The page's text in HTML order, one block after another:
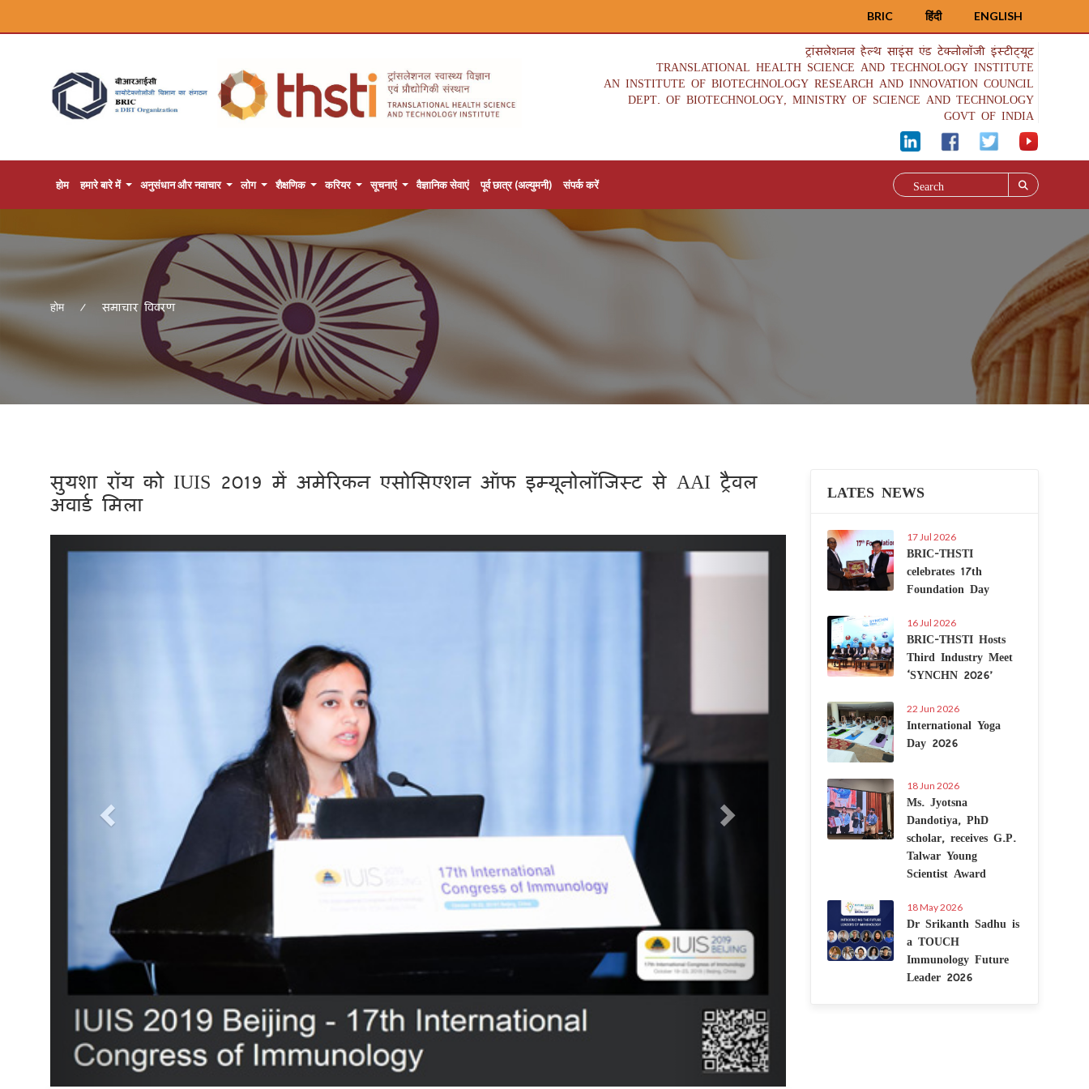
ENGLISH
हिंदी
BRIC
ट्रांसलेशनल हेल्थ साइंस एंड टेक्नोलॉजी इंस्टीट्यूट
TRANSLATIONAL HEALTH SCIENCE AND TECHNOLOGY INSTITUTE
AN INSTITUTE OF BIOTECHNOLOGY RESEARCH AND INNOVATION COUNCIL
DEPT. OF BIOTECHNOLOGY, MINISTRY OF SCIENCE AND TECHNOLOGY
GOVT OF INDIA
होम हमारे बारे में अनुसंधान और नवाचार लोग शैक्षणिक करियर सूचनाएं वैज्ञानिक सेवाएं पूर्व छात्र (अल्युमनी) संपर्क करें
होम समाचार विवरण
सुयशा रॉय को IUIS 2019 में अमेरिकन एसोसिएशन ऑफ इम्यूनोलॉजिस्ट से AAI ट्रैवल
अवार्ड मिला LATES NEWS
17 Jul 2026
BRIC-THSTI
celebrates 17th
Foundation Day
16 Jul 2026
BRIC-THSTI Hosts
Third Industry Meet
‘SYNCHN 2026’
22 Jun 2026
International Yoga
Day 2026
18 Jun 2026
Ms. Jyotsna
Dandotiya, PhD
scholar, receives G.P.
Talwar Young
Scientist Award
18 May 2026
Dr Srikanth Sadhu is
a TOUCH
Immunology Future
Leader 2026